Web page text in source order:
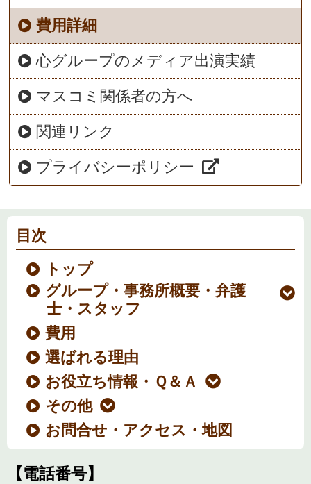
費用詳細
心グループのメディア出演実績
マスコミ関係者の方へ
関連リンク
プライバシーポリシー
目次
トップ
グループ・事務所概要・弁護
士・スタッフ
費用
選ばれる理由
お役立ち情報・Ｑ＆Ａ
その他
お問合せ・アクセス・地図
【電話番号】